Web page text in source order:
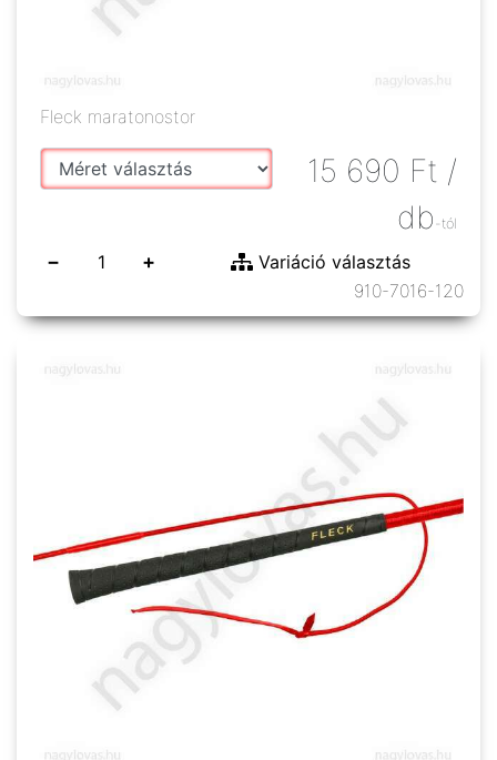
Fleck maratonostor
15 690 Ft /
db -tól
− +
Variáció választás
910-7016-120